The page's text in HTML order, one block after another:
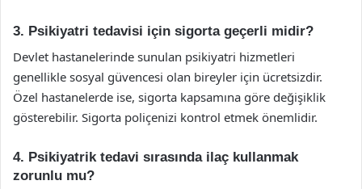
3. Psikiyatri tedavisi için sigorta geçerli midir?
Devlet hastanelerinde sunulan psikiyatri hizmetleri
genellikle sosyal güvencesi olan bireyler için ücretsizdir.
Özel hastanelerde ise, sigorta kapsamına göre değişiklik
gösterebilir. Sigorta poliçenizi kontrol etmek önemlidir.
4. Psikiyatrik tedavi sırasında ilaç kullanmak
zorunlu mu?